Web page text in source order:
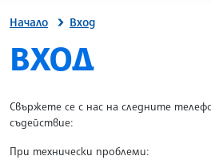
Начало Вход
SITE.BTA
ВХОД
Свържете се с нас на следните
съдействие:
При технически проблеми: